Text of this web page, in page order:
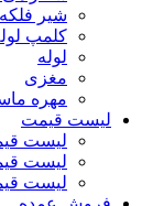
شیر فلکه
کلمپ
لوله
مغزی
مهره
لیست قیمت
لیست
لیست
لیست